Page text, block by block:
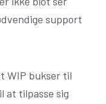
support
WIP bukser til
at tilpasse sig